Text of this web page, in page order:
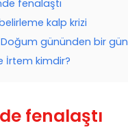
fenalaştı
kalp krizi
Doğum gününden bir
İrtem kimdir?
fenalaştı